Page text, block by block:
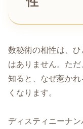
数秘術の相性は、
はありません。た
知ると、なぜ惹か
くなります。
ディスティニーナ